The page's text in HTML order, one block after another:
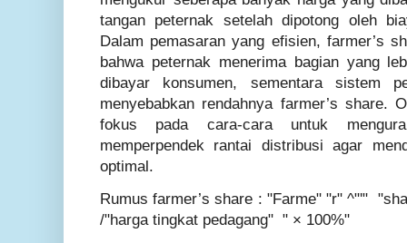
tangan peternak setelah dipotong oleh
Dalam pemasaran yang efisien, farmer’s
bahwa peternak menerima bagian yang
dibayar konsumen, sementara sistem
menyebabkan rendahnya farmer’s share.
fokus pada cara-cara untuk
memperpendek rantai distribusi agar
optimal.
Rumus farmer’s share : "Farme" "r" ^"'"
/"harga tingkat pedagang" " × 100%"